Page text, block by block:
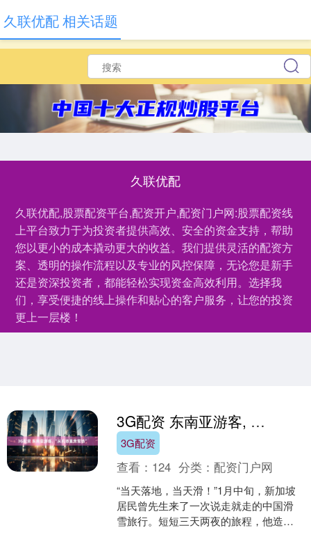
久联优配
久联优配,股票配资平台,配资开户,配资门户网:股票配资线
上平台致力于为投资者提供高效、安全的资金支持，帮助
您以更小的成本撬动更大的收益。我们提供灵活的配资方
案、透明的操作流程以及专业的风控保障，无论您是新手
还是资深投资者，都能轻松实现资金高效利用。选择我
们，享受便捷的线上操作和贴心的客户服务，让您的投资
更上一层楼！
久联优配 相关话题
3G配资 东南亚游客, “从机场直奔雪场”
3G配资
查看： 124 分类：配资门户网
“当天落地，当天滑！”1月中旬，新加坡
居民曾先生来了一次说走就走的中国滑
雪旅行。短短三天两夜的旅程，他造访